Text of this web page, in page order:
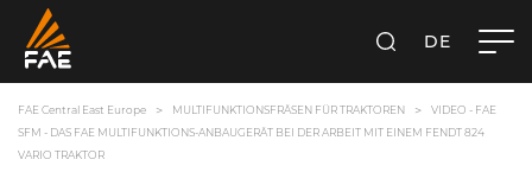
SUCHEN
DE
FAE Central East Europe MULTIFUNKTIONSFRÄSEN FÜR TRAKTOREN
VIDEO - FAE
SFM - DAS FAE MULTIFUNKTIONS-ANBAUGERÄT BEI DER ARBEIT MIT EINEM FENDT 824
VARIO TRAKTOR